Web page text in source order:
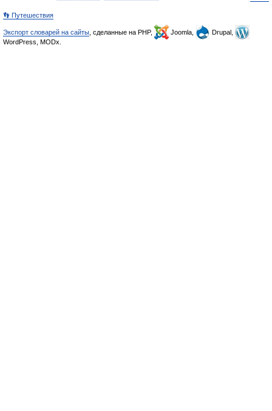
👣 Путешествия
Экспорт словарей на сайты , сделанные на PHP, Joomla,
Drupal,
WordPress, MODx.